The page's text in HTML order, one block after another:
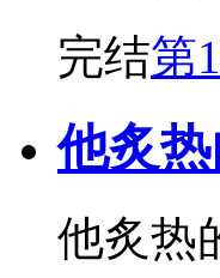
完结第
他炙
他炙热